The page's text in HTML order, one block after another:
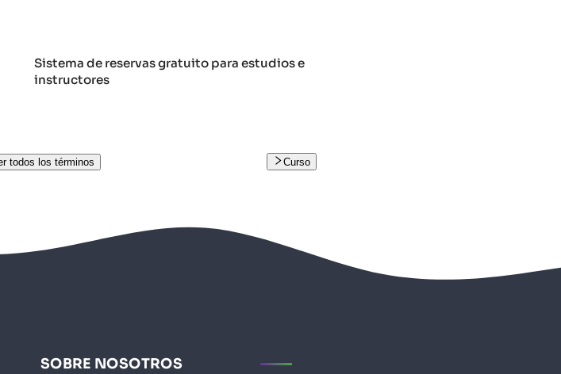
Sistema de reservas gratuito para estudios e
instructores
todos los términos Curso
SOBRE NOSOTROS